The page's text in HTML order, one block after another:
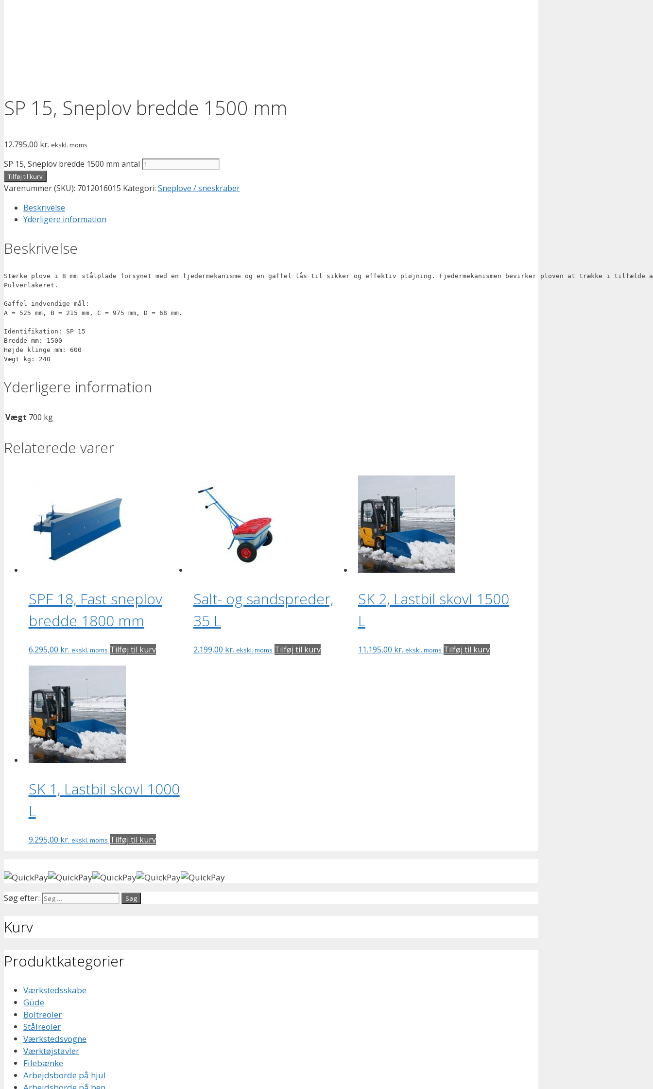
SP 15, Sneplov bredde 1500 mm
12.795,00 kr. ekskl. moms
SP 15, Sneplov bredde 1500 mm antal
Tilføj til kurv
Varenummer (SKU): 7012016015 Kategori: Sneplove / sneskraber
Beskrivelse
Yderligere information
Beskrivelse
Stærke plove i 8 mm stålplade forsynet med en fjedermekanisme og en gaffel lås til sikker og effektiv pløjning. Fjedermekanismen bevirker ploven at trække i
Pulverlakeret.
Gaffel indvendige mål:
A = 525 mm, B = 215 mm, C = 975 mm, D = 68 mm.
Identifikation: SP 15
Bredde mm: 1500
Højde klinge mm: 600
Yderligere information
Vægt 700 kg
Relaterede varer
SPF 18, Fast sneplov
bredde 1800 mm
6.295,00 kr. ekskl. moms Tilføj til kurv
Salt- og sandspreder,
35 L
2.199,00 kr. ekskl. moms Tilføj til kurv
SK 2, Lastbil skovl 1500
L
11.195,00 kr. ekskl. moms Tilføj til kurv
SK 1, Lastbil skovl 1000
L
9.295,00 kr. ekskl. moms Tilføj til kurv
Søg efter:
Kurv
Produktkategorier
Værkstedsskabe
Güde
Boltreoler
Stålreoler
Værkstedsvogne
Værktøjstavler
Filebænke
Arbejdsborde på hjul